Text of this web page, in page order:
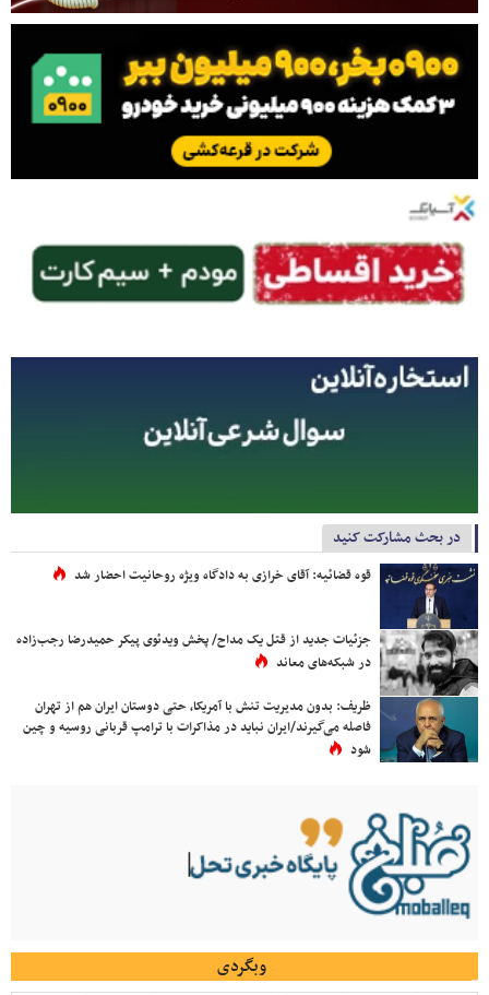
در بحث مشارکت کنید
قوه قضائیه: آقای خرازی به دادگاه ویژه روحانیت احضار شد
جزئیات جدید از قتل یک مداح/ پخش ویدئوی پیکر حمیدرضا رجب‌زاده
در شبکه‌های معاند
ظریف: بدون مدیریت تنش با آمریکا، حتی دوستان ایران هم از تهران
فاصله می‌گیرند/ایران نباید در مذاکرات با ترامپ قربانی روسیه و چین
شود
وبگردی